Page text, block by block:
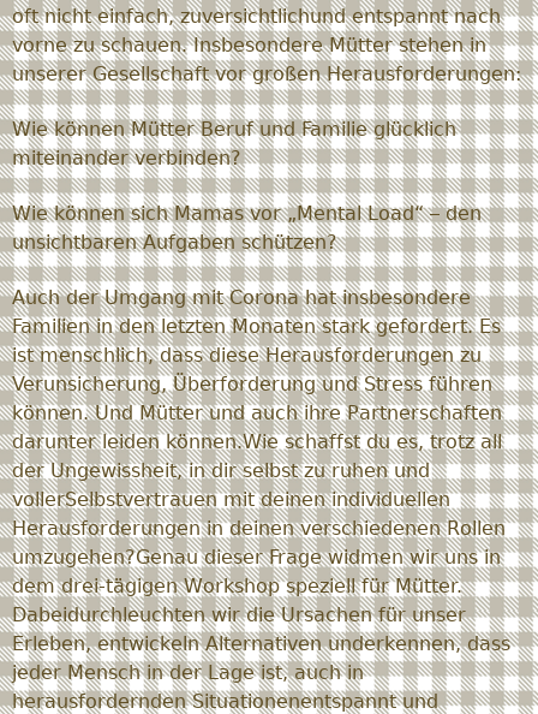
oft nicht einfach, zuversichtlichund entspannt nach
vorne zu schauen. Insbesondere Mütter stehen in
unserer Gesellschaft vor großen Herausforderungen:
Wie können Mütter Beruf und Familie glücklich
miteinander verbinden?
Wie können sich Mamas vor „Mental Load“ – den
unsichtbaren Aufgaben schützen?
Auch der Umgang mit Corona hat insbesondere
Familien in den letzten Monaten stark gefordert. Es
ist menschlich, dass diese Herausforderungen zu
Verunsicherung, Überforderung und Stress führen
können. Und Mütter und auch ihre Partnerschaften
darunter leiden können.Wie schaffst du es, trotz all
der Ungewissheit, in dir selbst zu ruhen und
vollerSelbstvertrauen mit deinen individuellen
Herausforderungen in deinen verschiedenen Rollen
umzugehen?Genau dieser Frage widmen wir uns in
dem drei-tägigen Workshop speziell für Mütter.
Dabeidurchleuchten wir die Ursachen für unser
Erleben, entwickeln Alternativen underkennen, dass
jeder Mensch in der Lage ist, auch in
herausfordernden Situationenentspannt und